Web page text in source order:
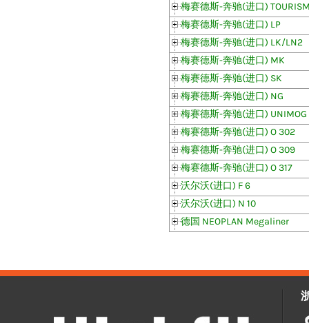
梅赛德斯-奔驰(进口)
梅赛德斯-奔驰(进口) LP
梅赛德斯-奔驰(进口) LK/LN2
梅赛德斯-奔驰(进口) MK
梅赛德斯-奔驰(进口) SK
梅赛德斯-奔驰(进口) NG
梅赛德斯-奔驰(进口) UNIMOG
梅赛德斯-奔驰(进口) O 302
梅赛德斯-奔驰(进口) O 309
梅赛德斯-奔驰(进口) O 317
沃尔沃(进口) F 6
沃尔沃(进口) N 10
德国 NEOPLAN Megaliner